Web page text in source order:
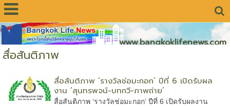
www.bangkoklifenews.com
สื่อสันติภาพ
สื่อสันติภาพ ‘รางวัลช่อมะกอก’ ปีที่ 6 เปิดรับผล
งาน ‘สุนทรพจน์-บทกวี-ภาพถ่าย’
สื่อสันติภาพ ‘รางวัลช่อมะกอก’ ปีที่ 6 เปิดรับผลงาน